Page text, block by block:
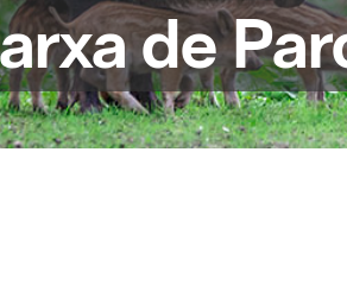
de